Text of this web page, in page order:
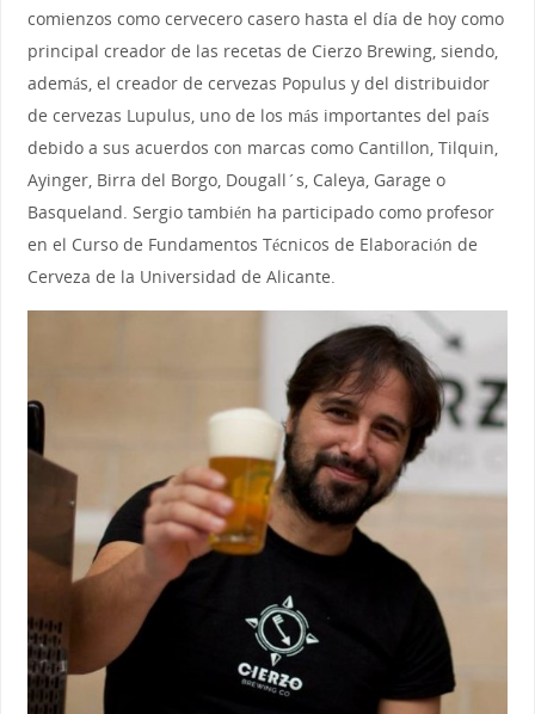
comienzos como cervecero casero hasta el día de hoy como
principal creador de las recetas de Cierzo Brewing, siendo,
además, el creador de cervezas Populus y del distribuidor
de cervezas Lupulus, uno de los más importantes del país
debido a sus acuerdos con marcas como Cantillon, Tilquin,
Ayinger, Birra del Borgo, Dougall´s, Caleya, Garage o
Basqueland. Sergio también ha participado como profesor
en el Curso de Fundamentos Técnicos de Elaboración de
Cerveza de la Universidad de Alicante.